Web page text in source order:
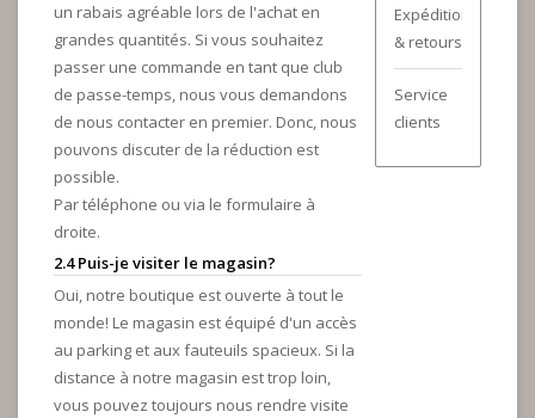
un rabais agréable lors de l'achat en
grandes quantités. Si vous souhaitez
passer une commande en tant que club
de passe-temps, nous vous demandons
de nous contacter en premier. Donc, nous
pouvons discuter de la réduction est
possible.
Par téléphone ou via le formulaire à
droite.
2.4 Puis-je visiter le magasin?
Oui, notre boutique est ouverte à tout le
monde! Le magasin est équipé d'un accès
au parking et aux fauteuils spacieux. Si la
distance à notre magasin est trop loin,
vous pouvez toujours nous rendre visite
Expédition
& retours
Service
clients